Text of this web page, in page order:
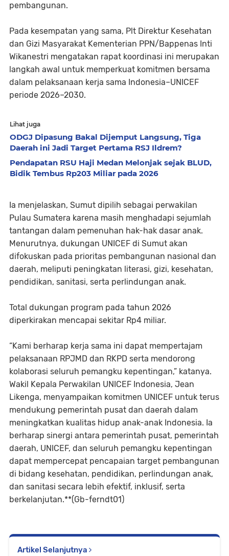
pembangunan.
Pada kesempatan yang sama, Plt Direktur Kesehatan
dan Gizi Masyarakat Kementerian PPN/Bappenas Inti
Wikanestri mengatakan rapat koordinasi ini merupakan
langkah awal untuk memperkuat komitmen bersama
dalam pelaksanaan kerja sama Indonesia–UNICEF
periode 2026–2030.
Lihat juga
ODGJ Dipasung Bakal Dijemput Langsung, Tiga
Daerah ini Jadi Target Pertama RSJ Ildrem?
Pendapatan RSU Haji Medan Melonjak sejak BLUD,
Bidik Tembus Rp203 Miliar pada 2026
Ia menjelaskan, Sumut dipilih sebagai perwakilan
Pulau Sumatera karena masih menghadapi sejumlah
tantangan dalam pemenuhan hak-hak dasar anak.
Menurutnya, dukungan UNICEF di Sumut akan
difokuskan pada prioritas pembangunan nasional dan
daerah, meliputi peningkatan literasi, gizi, kesehatan,
pendidikan, sanitasi, serta perlindungan anak.
Total dukungan program pada tahun 2026
diperkirakan mencapai sekitar Rp4 miliar.
“Kami berharap kerja sama ini dapat mempertajam
pelaksanaan RPJMD dan RKPD serta mendorong
kolaborasi seluruh pemangku kepentingan,” katanya.
Wakil Kepala Perwakilan UNICEF Indonesia, Jean
Likenga, menyampaikan komitmen UNICEF untuk terus
mendukung pemerintah pusat dan daerah dalam
meningkatkan kualitas hidup anak-anak Indonesia. Ia
berharap sinergi antara pemerintah pusat, pemerintah
daerah, UNICEF, dan seluruh pemangku kepentingan
dapat mempercepat pencapaian target pembangunan
di bidang kesehatan, pendidikan, perlindungan anak,
dan sanitasi secara lebih efektif, inklusif, serta
berkelanjutan.**(Gb-ferndt01)
Artikel Selanjutnya